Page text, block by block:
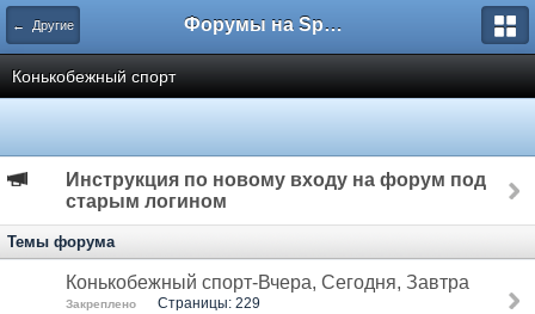
← Другие Форумы на Sportbox.ru
Конькобежный спорт
Инструкция по новому входу на форум под
старым логином
Темы форума
Конькобежный спорт-Вчера, Сегодня, Завтра
Закреплено Страницы: 229